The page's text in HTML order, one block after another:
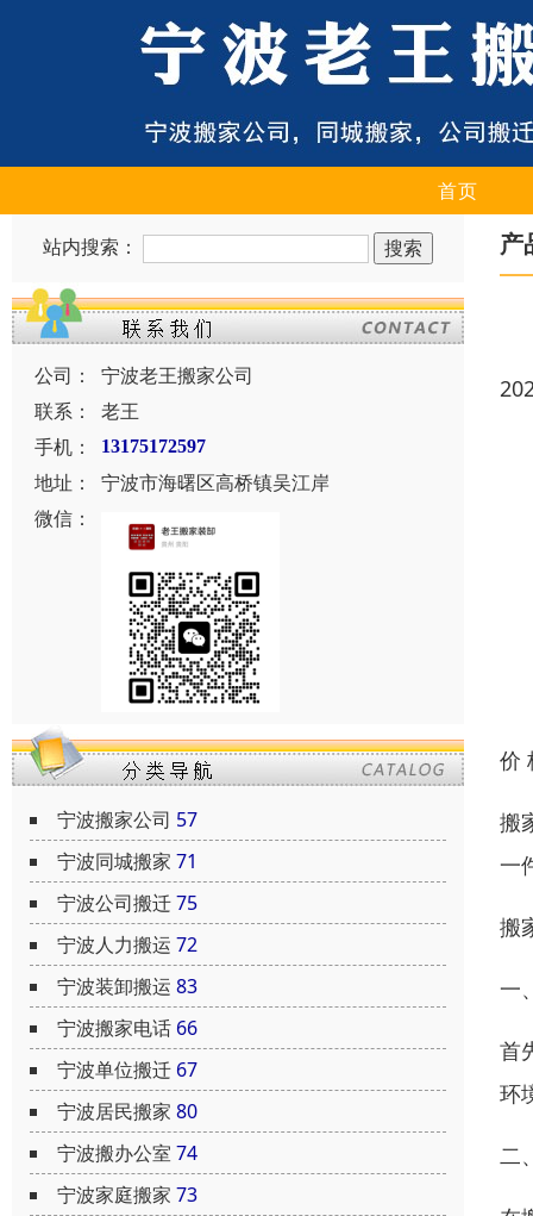
首页
站内搜索：
公司：
宁波老王搬家公司
联系：
老王
手机：
13175172597
地址：
宁波市海曙区高桥镇吴江岸
微信：
宁波搬家公司 57
宁波同城搬家 71
宁波公司搬迁75
宁波人力搬运 72
宁波装卸搬运 83
宁波搬家电话 66
宁波单位搬迁 67
宁波居民搬家 80
宁波搬办公室 74
宁波家庭搬家 73
产
价
搬
一
搬
一
首
环
二